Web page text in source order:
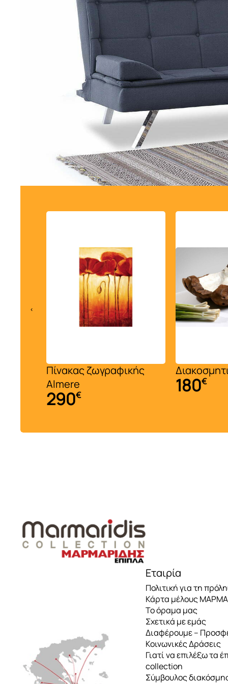
Τραπέζια δείπνου
Βιτρίνες
Μπουφέδες
Καρέκλες τραπεζαρίας
Πίνακας ζωγραφικής
Almere
290€ 180€
‹
Εταιρία
Πολιτική για τη
Κάρτα μέλους
Το όραμα μας
Σχετικά με εμάς
Διαφέρουμε –
Κοινωνικές Δράσεις
Γιατί να επιλέξω τα
collection
Σύμβουλος